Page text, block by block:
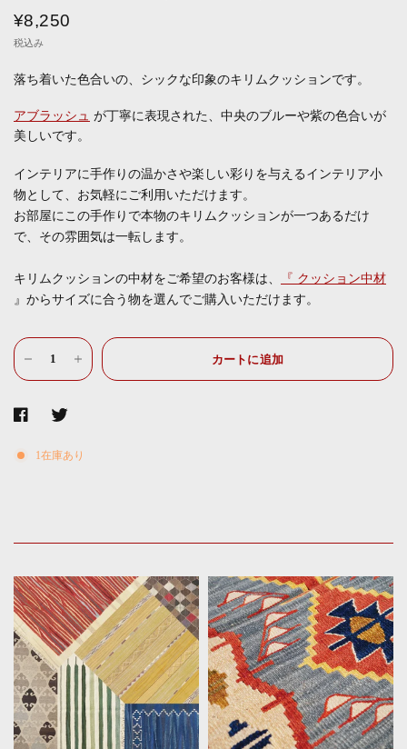
¥8,250
税込み
落ち着いた色合いの、シックな印象のキリムクッションです。
アブラッシュ が丁寧に表現された、中央のブルーや紫の色合いが
美しいです。
インテリアに手作りの温かさや楽しい彩りを与えるインテリア小
物として、お気軽にご利用いただけます。
お部屋にこの手作りで本物のキリムクッションが一つあるだけ
で、その雰囲気は一転します。
キリムクッションの中材をご希望のお客様は、 『 クッション中材
』からサイズに合う物を選んでご購入いただけます。
カートに追加
1在庫あり